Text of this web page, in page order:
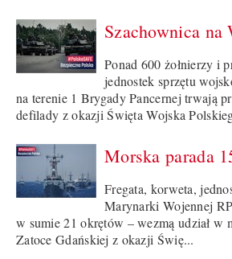
Szachownica na
Ponad 600 żołnierzy i
jednostek sprzętu
na terenie 1 Brygady Pancernej trwają
defilady z okazji Święta Wojska
Morska parada
Fregata, korweta,
Marynarki Wojennej
w sumie 21 okrętów – wezmą udział w
Zatoce Gdańskiej z okazji Świę...